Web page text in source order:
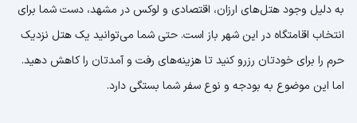
به دلیل وجود هتل‌های ارزان، اقتصادی و لوکس در مشهد، دست شما برای
انتخاب اقامتگاه در این شهر باز است. حتی شما می‌توانید یک هتل نزدیک
حرم را برای خودتان رزرو کنید تا هزینه‌های رفت و آمدتان را کاهش دهید.
اما این موضوع به بودجه و نوع سفر شما بستگی دارد.